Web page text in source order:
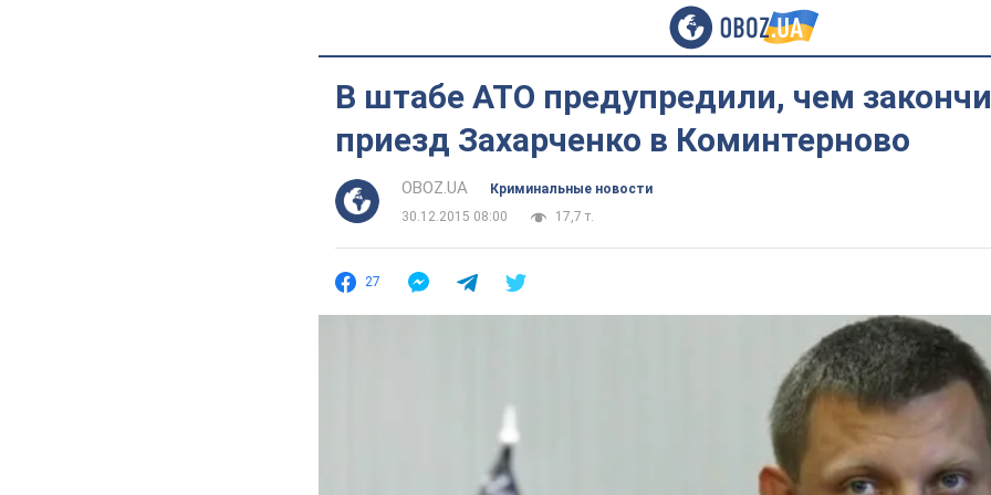
В штабе АТО предупредили, чем
приезд Захарченко в Коминтерново
OBOZ.UA
Криминальные новости
30.12.2015 08:00
17,7 т.
27